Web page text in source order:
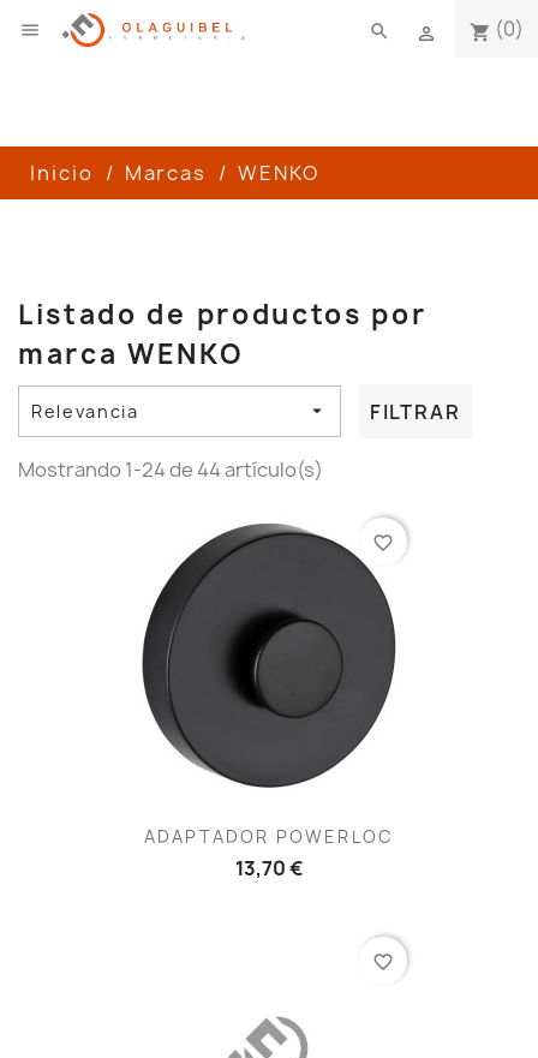
 shopping_cart (0)

search
Inicio Marcas WENKO
Listado de productos por
marca WENKO
Relevancia  FILTRAR
Mostrando 1-24 de 44 artículo(s)
ADAPTADOR POWERLOC
13,70 €
favorite_border
favorite_border